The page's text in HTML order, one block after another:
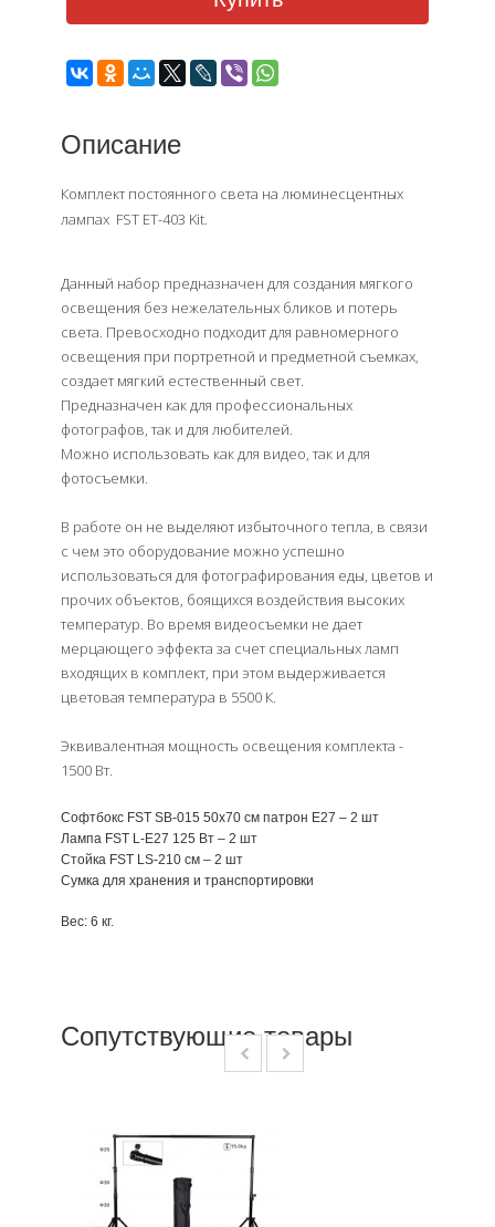
Описание
Комплект постоянного света на люминесцентных
лампах FST ET-403 Kit.
Данный набор предназначен для создания мягкого
освещения без нежелательных бликов и потерь
света. Превосходно подходит для равномерного
освещения при портретной и предметной съемках,
создает мягкий естественный свет.
Предназначен как для профессиональных
фотографов, так и для любителей.
Можно использовать как для видео, так и для
фотосъемки.
В работе он не выделяют избыточного тепла, в связи
с чем это оборудование можно успешно
использоваться для фотографирования еды, цветов и
прочих объектов, боящихся воздействия высоких
температур. Во время видеосъемки не дает
мерцающего эффекта за счет специальных ламп
входящих в комплект, при этом выдерживается
цветовая температура в 5500 К.
Эквивалентная мощность освещения комплекта -
1500 Вт.
Софтбокс FST SB-015 50x70 см патрон E27 – 2 шт
Лампа FST L-E27 125 Вт – 2 шт
Стойка FST LS-210 см – 2 шт
Сумка для хранения и транспортировки
Вес: 6 кг.
Сопутствующие товары